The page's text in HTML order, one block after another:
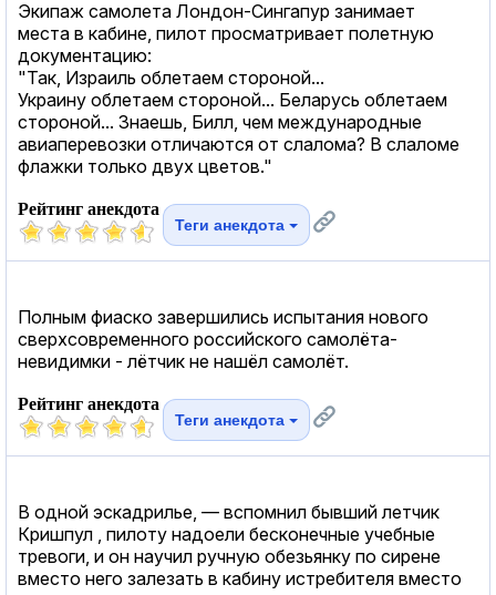
Экипаж самолета Лондон-Сингапур занимает
места в кабине, пилот просматривает полетную
документацию:
"Так, Израиль облетаем стороной...
Украину облетаем стороной... Беларусь облетаем
стороной... Знаешь, Билл, чем международные
авиаперевозки отличаются от слалома? В слаломе
флажки только двух цветов."
Рейтинг анекдота
Теги анекдота
Полным фиаско завершились испытания нового
сверхсовременного российского самолёта-
невидимки - лётчик не нашёл самолёт.
Рейтинг анекдота
Теги анекдота
В одной эскадрилье, — вспомнил бывший летчик
Кришпул , пилоту надоели бесконечные учебные
тревоги, и он научил ручную обезьянку по сирене
вместо него залезать в кабину истребителя вместо